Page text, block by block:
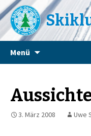
Menü
3. März 2008 Uwe